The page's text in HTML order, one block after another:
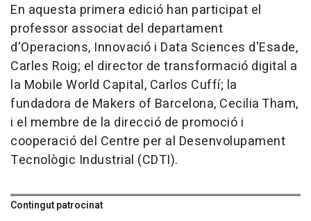
En aquesta primera edició han participat el
professor associat del departament
d'Operacions, Innovació i Data Sciences d'Esade,
Carles Roig; el director de transformació digital a
la Mobile World Capital, Carlos Cuffí; la
fundadora de Makers of Barcelona, Cecilia Tham,
i el membre de la direcció de promoció i
cooperació del Centre per al Desenvolupament
Tecnològic Industrial (CDTI).
Contingut patrocinat